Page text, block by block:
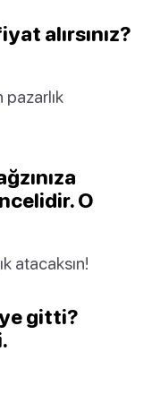
alırsınız?
O
atacaksın!
gitti?